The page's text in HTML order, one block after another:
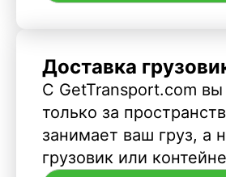
Доставка
С GetTransport.com вы
только за
занимает ваш груз, а
грузовик или